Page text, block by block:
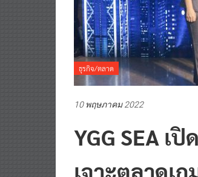
ธุรกิจ/ตลาด
10 พฤษภาคม 2022
YGG SEA เ
เจาะตลาดเก